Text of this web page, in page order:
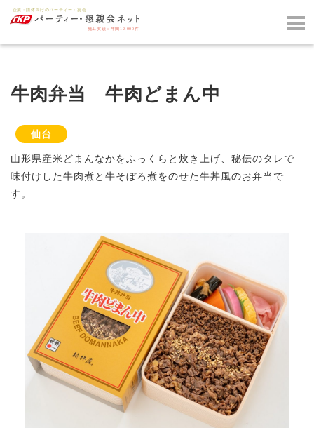
牛肉弁当 牛肉どまん中
仙台
山形県産米どまんなかをふっくらと炊き上げ、秘伝のタレで
味付けした牛肉煮と牛そぼろ煮をのせた牛丼風のお弁当で
す。